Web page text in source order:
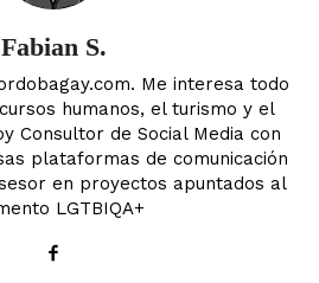
Fabian S.
Me interesa todo
humanos, el turismo y el
Consultor de Social Media con
plataformas de comunicación
en proyectos apuntados al
LGTBIQA+